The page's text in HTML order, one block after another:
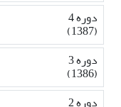
دوره 4
(1387)
دوره 3
(1386)
دوره 2